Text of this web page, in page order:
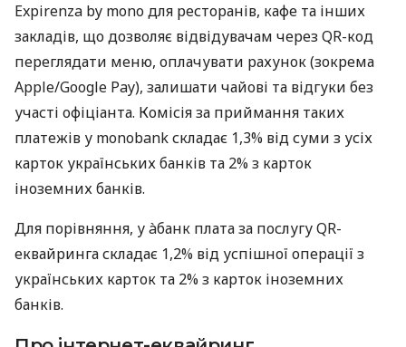
Expirenza by mono для ресторанів, кафе та інших
закладів, що дозволяє відвідувачам через QR-код
переглядати меню, оплачувати рахунок (зокрема
Apple/Google Pay), залишати чайові та відгуки без
участі офіціанта. Комісія за приймання таких
платежів у monobank складає 1,3% від суми з усіх
карток українських банків та 2% з карток
іноземних банків.
Для порівняння, у àбанк плата за послугу QR-
еквайринга складає 1,2% від успішної операції з
українських карток та 2% з карток іноземних
банків.